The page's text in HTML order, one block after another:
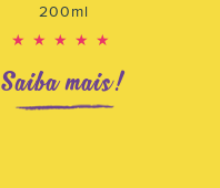
200ml
★★★★★
Saiba mais!